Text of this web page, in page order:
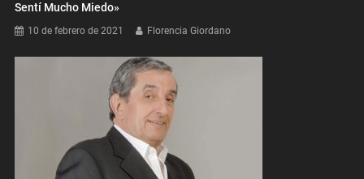
Sentí Mucho Miedo»
10 de febrero de 2021 Florencia Giordano